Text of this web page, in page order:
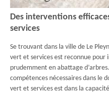
Des interventions
services
Se trouvant dans la ville de Le
vert et services est reconnue
prudemment en abattage
compétences nécessaires dans le
vert et services est dans la